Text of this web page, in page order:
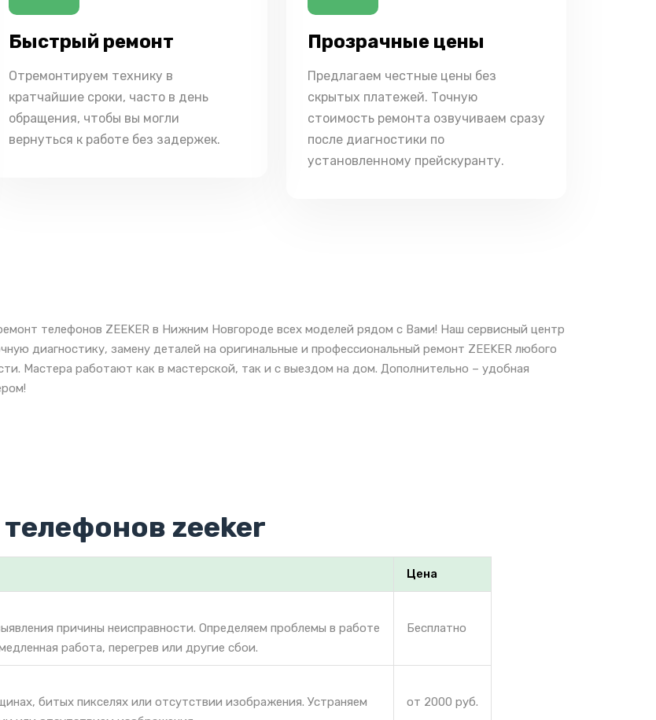
Быстрый ремонт
Отремонтируем технику в
кратчайшие сроки, часто в день
обращения, чтобы вы могли
вернуться к работе без задержек.
Прозрачные цены
Предлагаем честные цены без
скрытых платежей. Точную
стоимость ремонта озвучиваем сразу
после диагностики по
установленному прейскуранту.
телефонов ZEEKER в Нижним Новгороде всех моделей рядом с Вами! Наш сервисный центр
диагностику, замену деталей на оригинальные и профессиональный ремонт ZEEKER любого
Мастера работают как в мастерской, так и с выездом на дом. Дополнительно – удобная
zeeker
Цена
причины неисправности. Определяем проблемы в работе
работа, перегрев или другие сбои.
Бесплатно
битых пикселях или отсутствии изображения. Устраняем
от 2000 руб.